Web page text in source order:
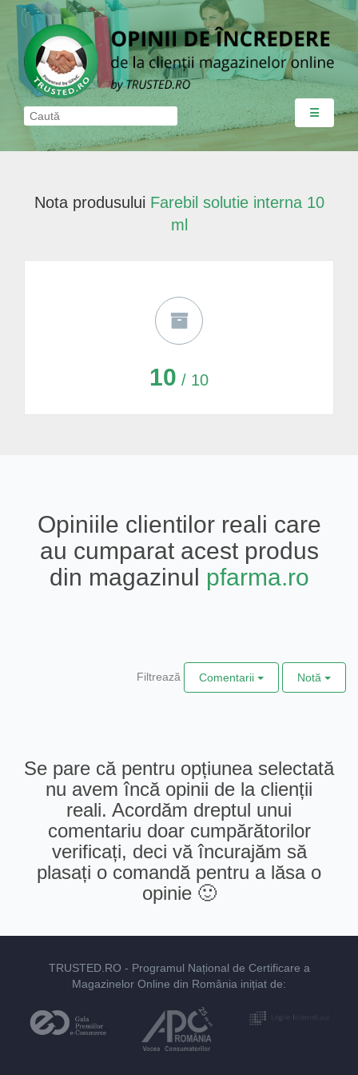
☰
Nota produsului Farebil solutie interna 10
ml
10 / 10
Opiniile clientilor reali care
au cumparat acest produs
din magazinul pfarma.ro
Filtrează Comentarii Notă
Se pare că pentru opțiunea selectată
nu avem încă opinii de la clienții
reali. Acordăm dreptul unui
comentariu doar cumpărătorilor
verificați, deci vă încurajăm să
plasați o comandă pentru a lăsa o
opinie 🙂
TRUSTED.RO - Programul Național de Certificare a
Magazinelor Online din România inițiat de: